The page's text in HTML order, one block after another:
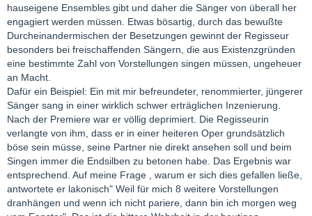
hauseigene Ensembles gibt und daher die Sänger von überall her
engagiert werden müssen. Etwas bösartig, durch das bewußte
Durcheinandermischen der Besetzungen gewinnt der Regisseur
besonders bei freischaffenden Sängern, die aus Existenzgründen
eine bestimmte Zahl von Vorstellungen singen müssen, ungeheuer
an Macht.
Dafür ein Beispiel: Ein mit mir befreundeter, renommierter, jüngerer
Sänger sang in einer wirklich schwer erträglichen Inzenierung.
Nach der Premiere war er völlig deprimiert. Die Regisseurin
verlangte von ihm, dass er in einer heiteren Oper grundsätzlich
böse sein müsse, seine Partner nie direkt ansehen soll und beim
Singen immer die Endsilben zu betonen habe. Das Ergebnis war
entsprechend. Auf meine Frage , warum er sich dies gefallen ließe,
antwortete er lakonisch" Weil für mich 8 weitere Vorstellungen
dranhängen und wenn ich nicht pariere, dann bin ich morgen weg